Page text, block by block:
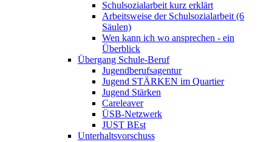
Schulsozialarbeit kurz erklärt
Arbeitsweise der Schulsozialarbeit (6
Säulen)
Wen kann ich wo ansprechen - ein
Überblick
Übergang Schule-Beruf
Jugendberufsagentur
Jugend STÄRKEN im Quartier
Jugend Stärken
Careleaver
ÜSB-Netzwerk
JUST BEst
Unterhaltsvorschuss